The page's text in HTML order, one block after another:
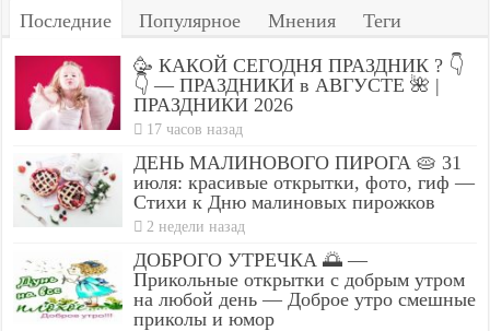
Последние Популярное Мнения Теги
🥳 КАКОЙ СЕГОДНЯ ПРАЗДНИК ? 👇
👇 — ПРАЗДНИКИ в АВГУСТЕ 🌺 |
ПРАЗДНИКИ 2026
17 часов назад
ДЕНЬ МАЛИНОВОГО ПИРОГА 🥧 31
июля: красивые открытки, фото, гиф —
Стихи к Дню малиновых пирожков
2 недели назад
ДОБРОГО УТРЕЧКА 🌅 —
Прикольные открытки с добрым утром
на любой день — Доброе утро смешные
приколы и юмор